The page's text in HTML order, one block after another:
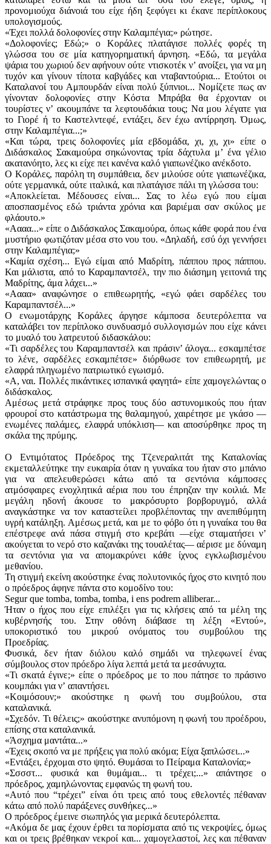
προνομιούχα διάνοιά του είχε ήδη ξεφύγει κι έκανε περίπλοκους
υπολογισμούς.
«Έχει πολλά δολοφονίες στην Καλαμπέγια;» ρώτησε.
«Δολοφονίες; Εδώ;» ο Κοράλες πλατάγισε πολλές φορές τη
γλώσσα του σε μία κατηγορηματική άρνηση. «Εδώ, τα μεγάλα
ψάρια του χωριού δεν αφήνουν ούτε ντισκοτέκ νʼ ανοίξει, για να μη
τυχόν και γίνουν τίποτα καβγάδες και νταβαντούρια... Ετούτοι οι
Καταλανοί του Αμπουρδάν είναι πολύ ξύπνιοι... Νομίζετε πως αν
γίνονταν δολοφονίες στην Κόστα Μπράβα θα έρχονταν οι
τουρίστες νʼ ακουμπάνε τα λεφτουδάκια τους; Να μου λέγατε για
το Γιορέ ή το Καστελντεφέ, εντάξει, δεν έχω αντίρρηση. Όμως,
στην Καλαμπέγια...;»
«Και τώρα, τρεις δολοφονίες μία εβδομάδα, χι, χι, χι» είπε ο
Διδάσκαλος Σακαμούρα σηκώνοντας τρία δάχτυλα μʼ ένα γέλιο
ακατανόητο, λες κι είχε πει κανένα καλό γιαπωνέζικο ανέκδοτο.
Ο Κοράλες, παρόλη τη συμπάθεια, δεν μιλούσε ούτε γιαπωνέζικα,
ούτε γερμανικά, ούτε ιταλικά, και πλατάγισε πάλι τη γλώσσα του:
«Αποκλείεται. Μέδουσες είναι... Σας το λέω εγώ που είμαι
αποσπασμένος εδώ τριάντα χρόνια και βαριέμαι σαν σκύλος με
φλάουτο.»
«Αααα...» είπε ο Διδάσκαλος Σακαμούρα, όπως κάθε φορά που ένα
μυστήριο φωτιζόταν μέσα στο νου του. «Δηλαδή, εσύ όχι γεννήσει
στην Καλαμπέγια;»
«Καμία σχέση... Εγώ είμαι από Μαδρίτη, πάππου προς πάππου.
Και μάλιστα, από το Καραμπαντσέλ, την πιο διάσημη γειτονιά της
Μαδρίτης, άμα λάχει...»
«Αααα» αναφώνησε ο επιθεωρητής, «εγώ φάει σαρδέλες του
Καραμπαντσέλ...»
Ο ενωμοτάρχης Κοράλες άργησε κάμποσα δευτερόλεπτα να
καταλάβει τον περίπλοκο συνδυασμό συλλογισμών που είχε κάνει
το μυαλό του λατρευτού διδασκάλου:
«Τι σαρδέλες του Καραμπαντσέλ και πράσινʼ άλογα... εσκαμπέτσε
το λένε, σαρδέλες εσκαμπέτσε» διόρθωσε τον επιθεωρητή, με
ελαφρά πληγωμένο πατριωτικό εγωισμό.
«Α, ναι. Πολλές πικάντικες ισπανικά φαγητά» είπε χαμογελώντας ο
διδάσκαλος.
Αμέσως μετά στράφηκε προς τους δύο αστυνομικούς που ήταν
φρουροί στο κατάστρωμα της θαλαμηγού, χαιρέτησε με γκάσο —
ενωμένες παλάμες, ελαφρά υπόκλιση— και αποσύρθηκε προς τη
σκάλα της πρύμης.
Ο Εντιμότατος Πρόεδρος της Τζενεραλιτάτ της Καταλονίας
εκμεταλλεύτηκε την ευκαιρία όταν η γυναίκα του ήταν στο μπάνιο
για να απελευθερώσει κάτω από τα σεντόνια κάμποσες
ατμόσφαιρες ενοχλητικά αέρια που του έπρηζαν την κοιλιά. Με
μεγάλη ηδονή άκουσε το μακρόσυρτο βορβορυγμό, αλλά
αναγκάστηκε να τον καταστείλει προβλέποντας την ανεπιθύμητη
υγρή κατάληξη. Αμέσως μετά, και με το φόβο ότι η γυναίκα του θα
επέστρεφε ανά πάσα στιγμή στο κρεβάτι —είχε σταματήσει νʼ
ακούγεται το νερό στο καζανάκι της τουαλέτας— αέρισε με δύναμη
τα σεντόνια για να απομακρύνει κάθε ίχνος εγκλωβισμένου
μεθανίου.
Τη στιγμή εκείνη ακούστηκε ένας πολυτονικός ήχος στο κινητό που
ο πρόεδρος άφηνε πάντα στο κομοδίνο του:
Segur que tomba, tomba, tomba, i ens podrem alliberar...
Ήταν ο ήχος που είχε επιλέξει για τις κλήσεις από τα μέλη της
κυβέρνησής του. Στην οθόνη διάβασε τη λέξη «Εντού»,
υποκοριστικό του μικρού ονόματος του συμβούλου της
Προεδρίας.
Φυσικά, δεν ήταν διόλου καλό σημάδι να τηλεφωνεί ένας
σύμβουλος στον πρόεδρο λίγα λεπτά μετά τα μεσάνυχτα.
«Τι σκατά έγινε;» είπε ο πρόεδρος με το που πάτησε το πράσινο
κουμπάκι για νʼ απαντήσει.
«Κοιμόσουν;» ακούστηκε η φωνή του συμβούλου, στα
καταλανικά.
«Σχεδόν. Τι θέλεις;» ακούστηκε ανυπόμονη η φωνή του προέδρου,
επίσης στα καταλανικά.
«Άσχημα μαντάτα...»
«Έχεις σκοπό να με πρήξεις για πολύ ακόμα; Είχα ξαπλώσει...»
«Εντάξει, έρχομαι στο ψητό. Θυμάσαι το Πείραμα Καταλονία;»
«Σσσστ... φυσικά και θυμάμαι... τι τρέχει;...» απάντησε ο
πρόεδρος, χαμηλώνοντας εμφανώς τη φωνή του.
«Αυτό που “τρέχει” είναι ότι τρεις από τους εθελοντές πέθαναν
κάτω από πολύ παράξενες συνθήκες...»
Ο πρόεδρος έμεινε σιωπηλός για μερικά δευτερόλεπτα.
«Ακόμα δε μας έχουν έρθει τα πορίσματα από τις νεκροψίες, όμως
και οι τρεις βρέθηκαν νεκροί και... χαμογελαστοί, λες και πέθαναν